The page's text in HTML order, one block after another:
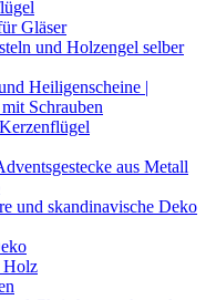
Gläser
und Holzengel selber
Heiligenscheine |
Schrauben
aus Metall
und skandinavische Deko
Holz